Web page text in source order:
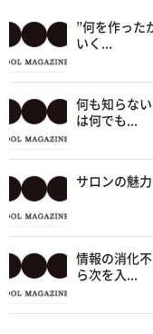
”何を作った
いく...
何も知らな
は何でも...
サロンの魅
情報の消化
ら次を入...